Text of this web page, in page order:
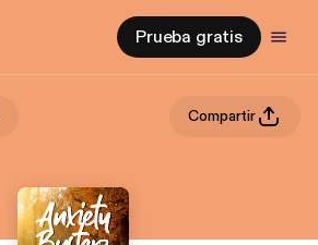
Prueba gratis
Compartir